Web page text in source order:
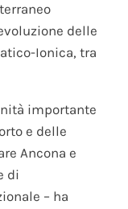
delle
Ionica, tra
importante
e delle
Ancona e
di
– ha